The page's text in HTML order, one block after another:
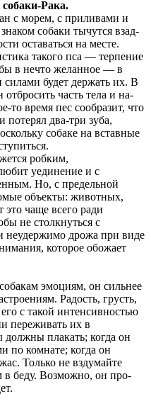
Рака.
с морем, с приливами и
собаки тычутся взад-
оставаться на месте.
такого пса — терпение
в нечто желанное — в
будет держать их. В
отбросить часть тела и на­
то время пес сообразит, что
потерял два-три зуба,
собаке на вставные
робким,
уединение и с
Но, с предельной
объекты: животных,
чаще всего ради
не столкнуться с
дрожа при виде
которое обожает
эмо­циям, он сильнее
Радость, грусть,
с такой интенсивностью
переживать их в
должны пла­кать; когда он
по комнате; когда он
Только не вздумайте
в беду. Возможно, он про­